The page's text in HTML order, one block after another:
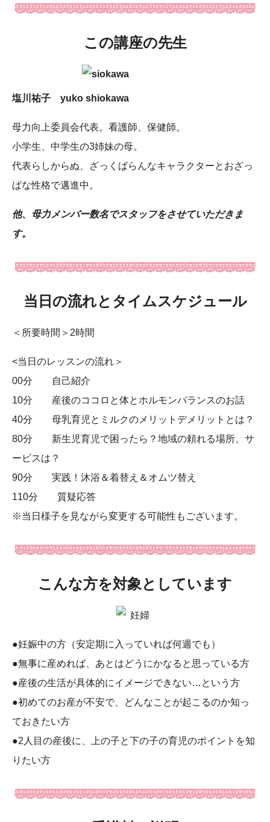
この講座の先生
塩川祐子 yuko shiokawa
母力向上委員会代表。看護師、保健師。
小学生、中学生の3姉妹の母。
代表らしからぬ、ざっくばらんなキャラクターとおざっ
ぱな性格で邁進中。
他、母力メンバー数名でスタッフをさせていただきま
す。
当日の流れとタイムスケジュール
＜所要時間＞2時間
<当日のレッスンの流れ＞
00分 自己紹介
10分 産後のココロと体とホルモンバランスのお話
40分 母乳育児とミルクのメリットデメリットとは？
80分 新生児育児で困ったら？地域の頼れる場所、サ
ービスは？
90分 実践！沐浴＆着替え＆オムツ替え
110分 質疑応答
※当日様子を見ながら変更する可能性もございます。
こんな方を対象としています
●妊娠中の方（安定期に入っていれば何週でも）
●無事に産めれば、あとはどうにかなると思っている方
●産後の生活が具体的にイメージできない…という方
●初めてのお産が不安で、どんなことが起こるのか知っ
ておきたい方
●2人目の産後に、上の子と下の子の育児のポイントを知
りたい方